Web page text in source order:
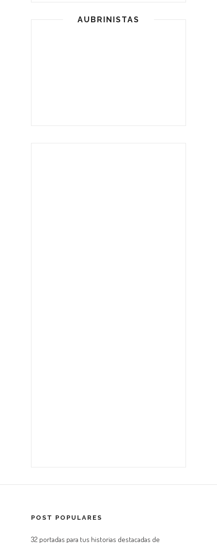
AUBRINISTAS
POST POPULARES
32 portadas para tus historias destacadas de